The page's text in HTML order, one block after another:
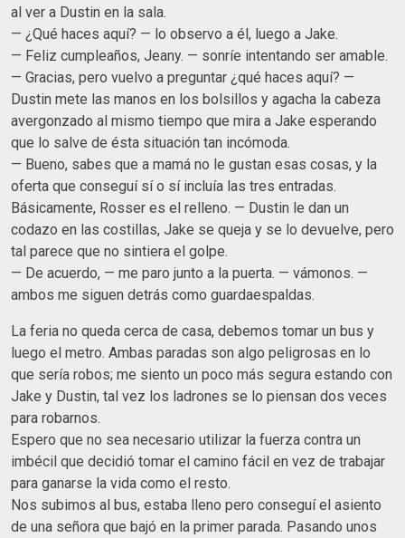
al ver a Dustin en la sala.
— ¿Qué haces aquí? — lo observo a él, luego a Jake.
— Feliz cumpleaños, Jeany. — sonríe intentando ser amable.
— Gracias, pero vuelvo a preguntar ¿qué haces aquí? —
Dustin mete las manos en los bolsillos y agacha la cabeza
avergonzado al mismo tiempo que mira a Jake esperando
que lo salve de ésta situación tan incómoda.
— Bueno, sabes que a mamá no le gustan esas cosas, y la
oferta que conseguí sí o sí incluía las tres entradas.
Básicamente, Rosser es el relleno. — Dustin le dan un
codazo en las costillas, Jake se queja y se lo devuelve, pero
tal parece que no sintiera el golpe.
— De acuerdo, — me paro junto a la puerta. — vámonos. —
ambos me siguen detrás como guardaespaldas.
La feria no queda cerca de casa, debemos tomar un bus y
luego el metro. Ambas paradas son algo peligrosas en lo
que sería robos; me siento un poco más segura estando con
Jake y Dustin, tal vez los ladrones se lo piensan dos veces
para robarnos.
Espero que no sea necesario utilizar la fuerza contra un
imbécil que decidió tomar el camino fácil en vez de trabajar
para ganarse la vida como el resto.
Nos subimos al bus, estaba lleno pero conseguí el asiento
de una señora que bajó en la primer parada. Pasando unos